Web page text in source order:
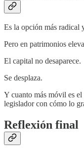
Es la opción más radical
Pero en patrimonios
El capital no desaparece.
Se desplaza.
Y cuanto más móvil es
legislador con cómo lo
Reflexión final